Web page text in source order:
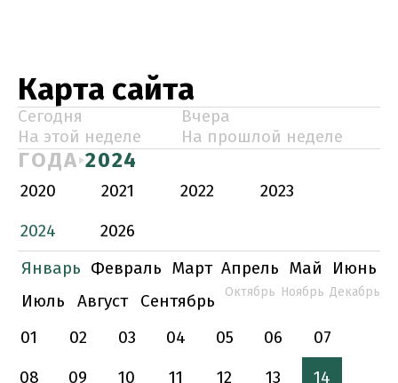
Карта сайта
Сегодня
Вчера
На этой неделе
На прошлой неделе
ГОДА 2024
2020 2021 2022
2023
2024
2026
Январь Февраль Март Апрель Май
Июнь
Июль
Август Сентябрь Октябрь Ноябрь Декабрь
01 02 03 04 05 06
07
08
09 10 11 12 13
14